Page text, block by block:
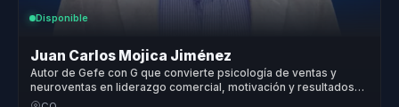
Disponible
Juan Carlos Mojica Jiménez
Autor de Gefe con G que convierte psicología de ventas y
neuroventas en liderazgo comercial, motivación y resultados
para equipos.